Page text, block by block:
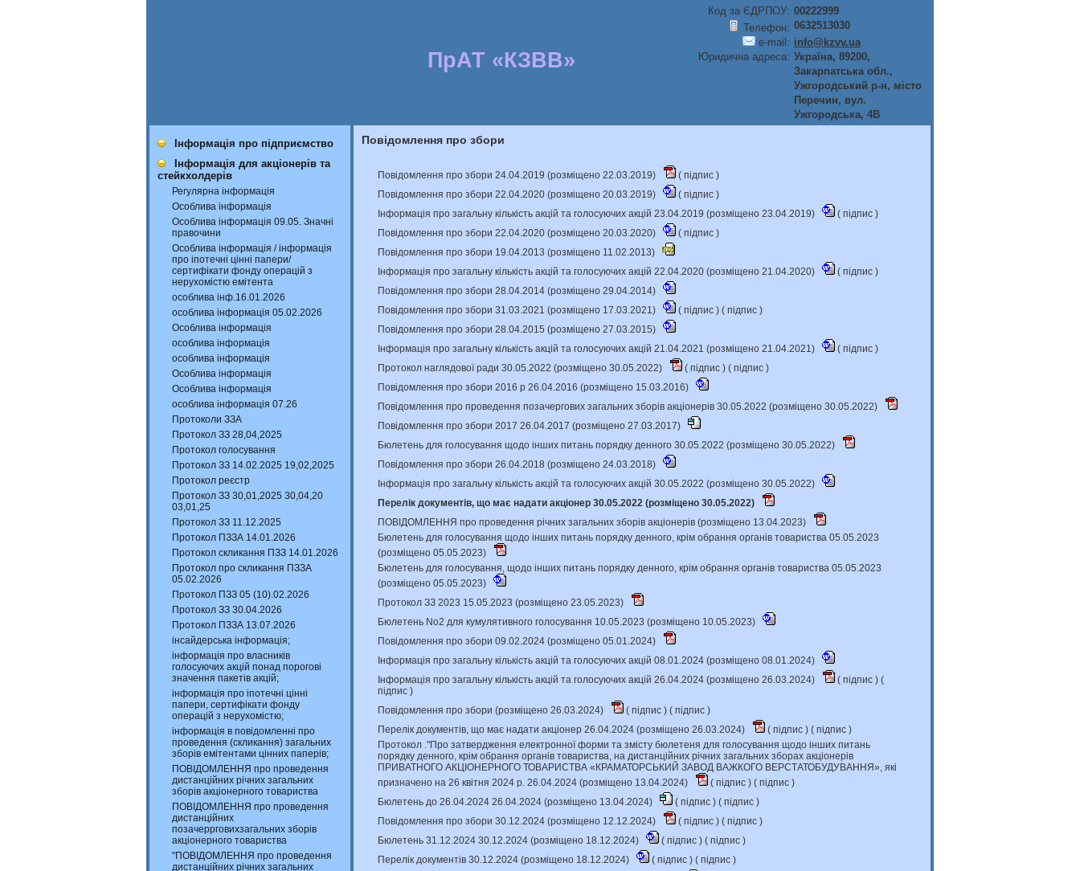
ПрАТ «КЗВВ»
Код за ЄДРПОУ: 00222999
Телефон: 0632513030
e-mail: info@kzvv.ua
Юридична адреса: Україна, 89200,
Закарпатська обл.,
Ужгородський р-н, мiсто
Перечин, вул.
Ужгородська, 4В
Інформація про підприємство
Інформація для акціонерів та
стейкхолдерів
Регулярна інформація
Особлива інформація
Особлива інформація 09.05. Значні
правочини
Особлива інформація / інформація
про іпотечні цінні папери/
сертифікати фонду операцій з
нерухомістю емітента
особлива інф.16.01.2026
особлива інформація 05.02.2026
Особлива інформація
особлива інформація
особлива інформація
Особлива інформація
Особлива інформація
особлива інформація 07.26
Протоколи ЗЗА
Протокол ЗЗ 28,04,2025
Протокол голосування
Протокол ЗЗ 14.02.2025 19,02,2025
Протокол реєстр
Протокол ЗЗ 30,01,2025 30,04,20
03,01,25
Протокол ЗЗ 11.12.2025
Протокол ПЗЗА 14.01.2026
Протокол скликання ПЗЗ 14.01.2026
Протокол про скликання ПЗЗА
05.02.2026
Протокол ПЗЗ 05 (10).02.2026
Протокол ЗЗ 30.04.2026
Протокол ПЗЗА 13.07.2026
інсайдерська інформація;
інформація про власників
голосуючих акцій понад порогові
значення пакетів акцій;
інформація про іпотечні цінні
папери, сертифікати фонду
операцій з нерухомістю;
інформація в повідомленні про
проведення (скликання) загальних
зборів емітентами цінних паперів;
ПОВІДОМЛЕННЯ про проведення
дистанційних річних загальних
зборів акціонерного товариства
ПОВІДОМЛЕННЯ про проведення
дистанційних
позачеррговихзагальних зборів
акціонерного товариства
"ПОВІДОМЛЕННЯ про проведення
дистанційних річних загальних
Повідомлення про збори
Повідомлення про збори 24.04.2019 (розміщено 22.03.2019) ( підпис )
Повідомлення про збори 22.04.2020 (розміщено 20.03.2019)
( підпис )
Інформація про загальну кількість акцій та голосуючих акцій 23.04.2019 (розміщено 23.04.2019)
( підпис )
Повідомлення про збори 22.04.2020 (розміщено 20.03.2020)
( підпис )
Повідомлення про збори 19.04.2013 (розміщено 11.02.2013)
Інформація про загальну кількість акцій та голосуючих акцій 22.04.2020 (розміщено 21.04.2020)
( підпис )
Повідомлення про збори 28.04.2014 (розміщено 29.04.2014)
Повідомлення про збори 31.03.2021 (розміщено 17.03.2021)
( підпис ) ( підпис )
Повідомлення про збори 28.04.2015 (розміщено 27.03.2015)
Інформація про загальну кількість акцій та голосуючих акцій 21.04.2021 (розміщено 21.04.2021)
( підпис )
Протокол наглядової ради 30.05.2022 (розміщено 30.05.2022)
( підпис ) ( підпис )
Повідомлення про збори 2016 р 26.04.2016 (розміщено 15.03.2016)
Повідомлення про проведення позачергових загальних зборів акціонерів 30.05.2022 (розміщено 30.05.2022)
Повідомлення про збори 2017 26.04.2017 (розміщено 27.03.2017)
Бюлетень для голосування щодо інших питань порядку денного 30.05.2022 (розміщено 30.05.2022)
Повідомлення про збори 26.04.2018 (розміщено 24.03.2018)
Інформація про загальну кількість акцій та голосуючих акцій 30.05.2022 (розміщено 30.05.2022)
Перелік документів, що має надати акціонер 30.05.2022 (розміщено 30.05.2022)
ПОВІДОМЛЕННЯ про проведення річних загальних зборів акціонерів (розміщено 13.04.2023)
Бюлетень для голосування щодо інших питань порядку денного, крім обрання органів товариства 05.05.2023
(розміщено 05.05.2023)
Бюлетень для голосування, щодо інших питань порядку денного, крім обрання органів товариства 05.05.2023
(розміщено 05.05.2023)
Протокол ЗЗ 2023 15.05.2023 (розміщено 23.05.2023)
Бюлетень No2 для кумулятивного голосування 10.05.2023 (розміщено 10.05.2023)
Повідомлення про збори 09.02.2024 (розміщено 05.01.2024)
Інформація про загальну кількість акцій та голосуючих акцій 08.01.2024 (розміщено 08.01.2024)
Інформація про загальну кількість акцій та голосуючих акцій 26.04.2024 (розміщено 26.03.2024)
( підпис ) (
підпис )
Повідомлення про збори (розміщено 26.03.2024)
( підпис ) ( підпис )
Перелік документів, що має надати акціонер 26.04.2024 (розміщено 26.03.2024)
( підпис ) ( підпис )
Протокол ."Про затвердження електронної форми та змісту бюлетеня для голосування щодо інших питань
порядку денного, крім обрання органів товариства, на дистанційних річних загальних зборах акціонерів
ПРИВАТНОГО АКЦІОНЕРНОГО ТОВАРИСТВА «КРАМАТОРСЬКИЙ ЗАВОД ВАЖКОГО ВЕРСТАТОБУДУВАННЯ», які
призначено на 26 квітня 2024 р. 26.04.2024 (розміщено 13.04.2024)
( підпис ) ( підпис )
Бюлетень до 26.04.2024 26.04.2024 (розміщено 13.04.2024)
( підпис ) ( підпис )
Повідомлення про збори 30.12.2024 (розміщено 12.12.2024)
( підпис ) ( підпис )
Бюлетень 31.12.2024 30.12.2024 (розміщено 18.12.2024)
( підпис ) ( підпис )
Перелік документів 30.12.2024 (розміщено 18.12.2024)
( підпис ) ( підпис )